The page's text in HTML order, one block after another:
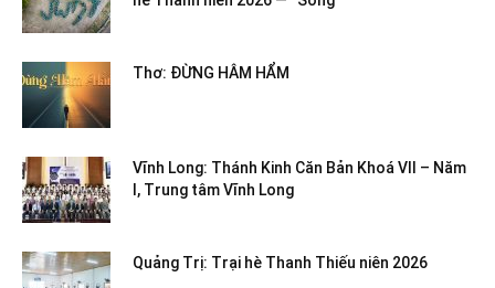
Thơ: ĐỪNG HÂM HẨM
Vĩnh Long: Thánh Kinh Căn Bản Khoá VII – Năm
I, Trung tâm Vĩnh Long
Quảng Trị: Trại hè Thanh Thiếu niên 2026